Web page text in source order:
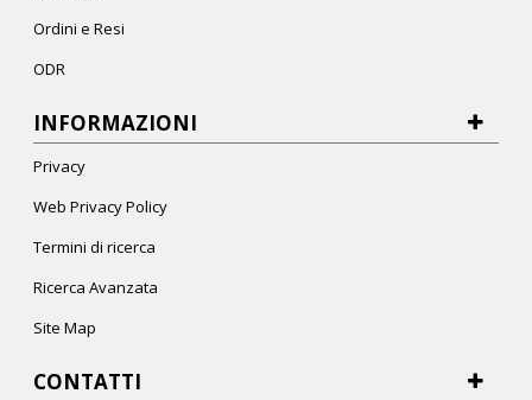
Ordini e Resi
ODR
INFORMAZIONI
Privacy
Web Privacy Policy
Termini di ricerca
Ricerca Avanzata
Site Map
CONTATTI